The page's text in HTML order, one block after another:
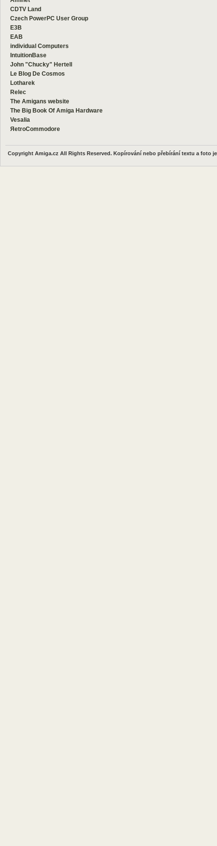
CDTV Land
Czech PowerPC User Group
E3B
EAB
individual Computers
IntuitionBase
John "Chucky" Hertell
Le Blog De Cosmos
Lotharek
Relec
The Amigans website
The Big Book Of Amiga Hardware
Vesalia
ЯetroCommodore
Copyright Amiga.cz All Rights Reserved. Kopírování nebo přebírání textu a foto